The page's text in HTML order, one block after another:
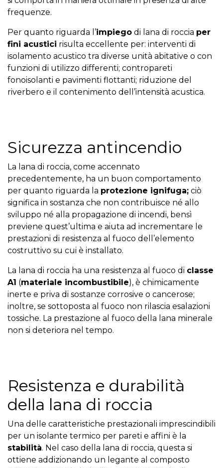
frequenze.
Per quanto riguarda l’impiego di lana di roccia per
fini acustici risulta eccellente per: interventi di
isolamento acustico tra diverse unità abitative o con
funzioni di utilizzo differenti; contropareti
fonoisolanti e pavimenti flottanti; riduzione del
riverbero e il contenimento dell’intensità acustica.
Sicurezza antincendio
La lana di roccia, come accennato
precedentemente, ha un buon comportamento
per quanto riguarda la protezione ignifuga; ciò
significa in sostanza che non contribuisce né allo
sviluppo né alla propagazione di incendi, bensì
previene quest’ultima e aiuta ad incrementare le
prestazioni di resistenza al fuoco dell’elemento
costruttivo su cui è installato.
La lana di roccia ha una resistenza al fuoco di classe
A1 (materiale incombustibile), è chimicamente
inerte e priva di sostanze corrosive o cancerose;
inoltre, se sottoposta al fuoco non rilascia esalazioni
tossiche. La prestazione al fuoco della lana minerale
non si deteriora nel tempo.
Resistenza e durabilità
della lana di roccia
Una delle caratteristiche prestazionali imprescindibili
per un isolante termico per pareti e affini è la
stabilità. Nel caso della lana di roccia, questa si
ottiene addizionando un legante al composto